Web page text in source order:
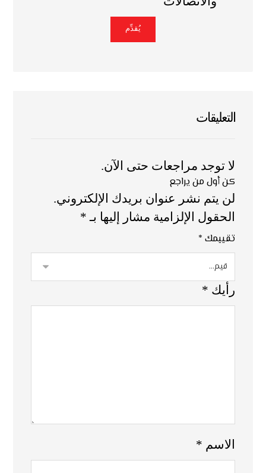
التعليقات
لا توجد مراجعات حتى الآن.
كن أول من يراجع
لن يتم نشر عنوان بريدك الإلكتروني.
الحقول الإلزامية مشار إليها بـ *
تقييمك *
رأيك *
الاسم *